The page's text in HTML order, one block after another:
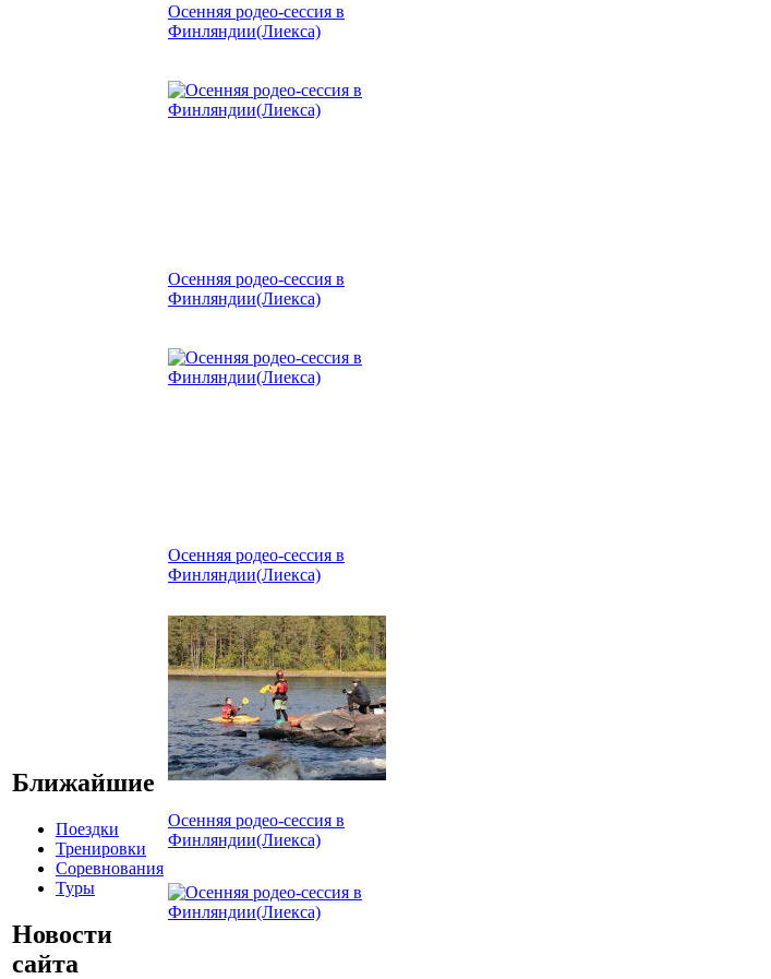
Ближайшие
Поездки
Тренировки
Соревнования
Туры
Новости
сайта
Осенняя родео-сессия в
Финляндии(Лиекса)
Осенняя родео-сессия в
Финляндии(Лиекса)
Осенняя родео-сессия в
Финляндии(Лиекса)
Осенняя родео-сессия в
Финляндии(Лиекса)